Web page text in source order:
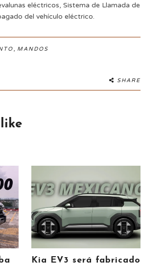
eléctricos, Sistema de Llamada de
del vehículo eléctrico.
, MANDOS
SHARE
Kia EV3 será fabricado